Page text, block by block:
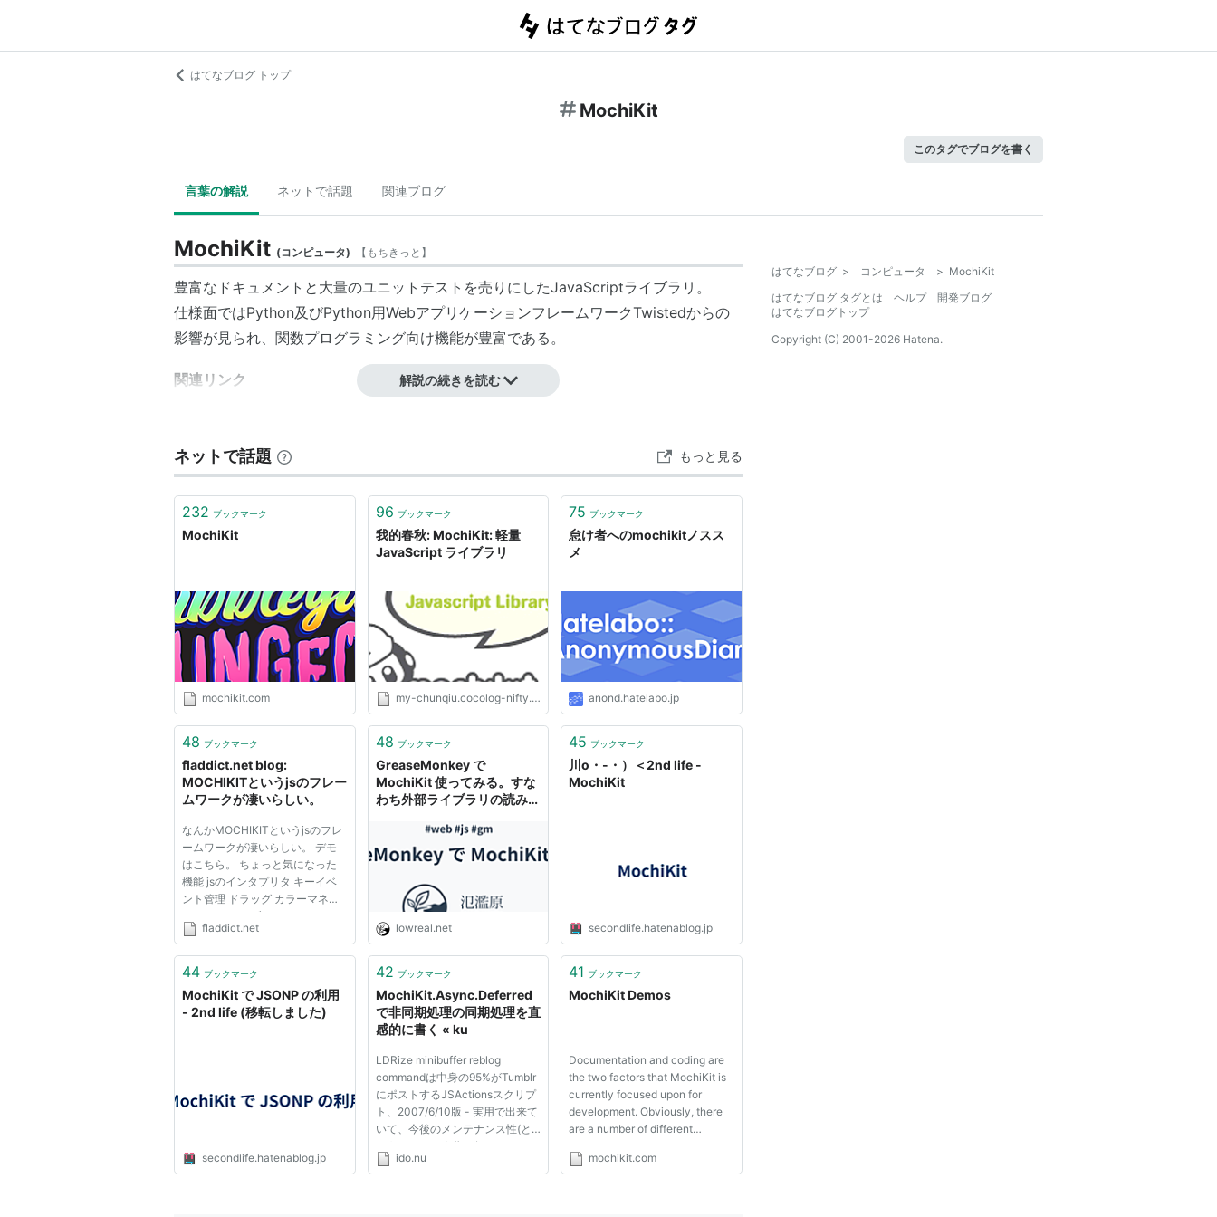
はてなブログ トップ
MochiKit
このタグでブログを書く
言葉の解説 ネットで話題 関連ブログ
MochiKit (コンピュータ) 【 もちきっと 】
豊富なドキュメントと大量のユニットテストを売りにしたJavaScriptライブラリ。
仕様面ではPython及びPython用WebアプリケーションフレームワークTwistedからの
影響が見られ、関数プログラミング向け機能が豊富である。
関連リンク
MochiKit – A lightweight Javascript library
MochiRegExp
MochiKit - Trac
ParsingHtml
JAHAH
CanvasGraph.js
Griddle Noise >> Prototype.js and Mochikit
things to write home about >> MochiKit vs. Prototype? A Matter Of Style
llameradaの日記 >> 何故、prototype.jsを使うのか？
川o・-・）＜2nd life >> MochiKit
blog.nomadscafe.jp >> SebastianがMochikitをやらないか、と言ってる。
Collection & Copy >> JavaScriptにおける繰り返し
Simple AJAX with MochiKit and JSON, Part I
Twisted Matrix Labs: Twisted Matrix Laboratories
Twisted Documentation: Asynchronous Programming with Twisted
Twisted Documentation: Deferred Reference
解説の続きを読む
ネットで話題 もっと見る
232 ブックマーク
MochiKit
mochikit.com
96 ブックマーク
我的春秋: MochiKit: 軽量
JavaScript ライブラリ
my-chunqiu.cocolog-nifty.com
75 ブックマーク
怠け者へのmochikitノスス
メ
anond.hatelabo.jp
48 ブックマーク
fladdict.net blog:
MOCHIKITというjsのフレー
ムワークが凄いらしい。
なんかMOCHIKITというjsのフレ
ームワークが凄いらしい。 デモ
はこちら。 ちょっと気になった
機能 jsのインタプリタ キーイベ
ント管理 ドラッグ カラーマネー
ジメント テーブルソート ラウン
ドコーナー ロギングフレームワ
便利関数の集合体っぽいjqueryと
と...
fladdict.net
48 ブックマーク
GreaseMonkey で
MochiKit 使ってみる。すな
わち外部ライブラリの読み込
が綺麗じゃない < 12 <
August < 2006 < nulog,
NULL::something : out of
the headphone
lowreal.net
45 ブックマーク
川o・-・）＜2nd life -
MochiKit
secondlife.hatenablog.jp
44 ブックマーク
MochiKit で JSONP の利用
- 2nd life (移転しました)
secondlife.hatenablog.jp
42 ブックマーク
MochiKit.Async.Deferred
で非同期処理の同期処理を直
感的に書く « ku
LDRize minibuffer reblog
commandは中身の95%がTumblr
にポストするJSActionsスクリプ
ト、2007/6/10版 - 実用で出来て
いて、今後のメンテナンス性(と
いうかいかに自分は何もしないか
という意味だけど)を考えると
ido.nu
41 ブックマーク
MochiKit Demos
Documentation and coding are
the two factors that MochiKit is
currently focused upon for
development. Obviously, there
are a number of different
plan on adding in future, but the
mochikit.com
はてなブログ > コンピュータ > MochiKit
はてなブログ タグとは
ヘルプ
開発ブログ
はてなブログトップ
Copyright (C) 2001-2026 Hatena.